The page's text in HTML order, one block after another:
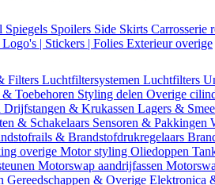
Spiegels Spoilers Side Skirts Carrosserie
Logo's | Stickers | Folies Exterieur overige
Filters Luchtfiltersystemen Luchtfilters
Toebehoren Styling delen Overige
Drijfstangen & Krukassen Lagers &
& Schakelaars Sensoren & Pakkingen
& Brandstofdrukregelaars
overige Motor styling Oliedoppen
Motorswap aandrijfassen
Gereedschappen & Overige Elektronica